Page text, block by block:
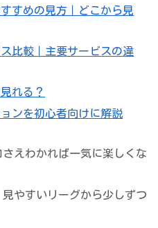
すめの見方｜どこから見
比較｜主要サービスの違
れる？
ンを初心者向けに解説
えわかれば一気に楽しくな
やすいリーグから少しずつ